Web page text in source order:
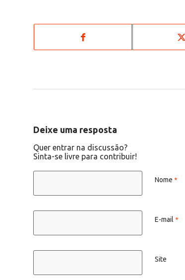
Deixe uma resposta
Quer entrar na discussão?
Sinta-se livre para contribuir!
Nome *
E-mail *
Site